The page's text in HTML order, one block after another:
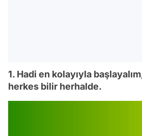
1. Hadi en kolayıyla
herkes bilir herhalde.